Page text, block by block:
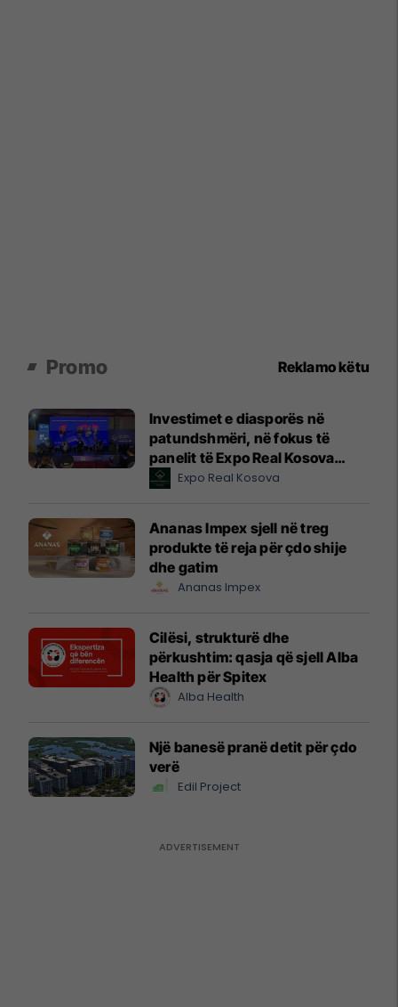
Promo Reklamo këtu
Investimet e diasporës në
patundshmëri, në fokus të
panelit të Expo Real Kosova
2026Expo Real Kosova
Ananas Impex sjell në treg
produkte të reja për çdo shije
dhe gatim
Ananas Impex
Cilësi, strukturë dhe
përkushtim: qasja që sjell Alba
Health për Spitex
Alba Health
Një banesë pranë detit për çdo
verë
Edil Project